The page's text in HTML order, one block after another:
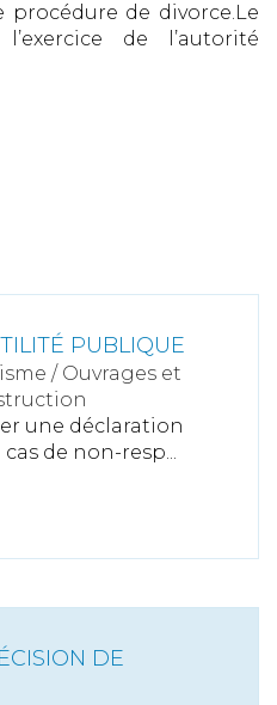
procédure de divorce.Le
de l’autorité
PUBLIQUE
/ Ouvrages et
une déclaration
de non-resp...
DE